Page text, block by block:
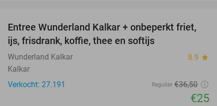
32%
Entree Wunderland Kalkar + onbeperkt friet,
ijs, frisdrank, koffie, thee en softijs
Wunderland Kalkar 8.9 star
Kalkar
Verkocht: 27.191
Regulier €36,50
€25